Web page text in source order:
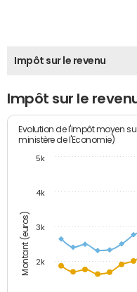
Impôt sur le revenu
Impôt sur le
Montant (euros)
Evolution de l'impôt moyen
ministère de l'Economie)
2k
3k
4k
5k